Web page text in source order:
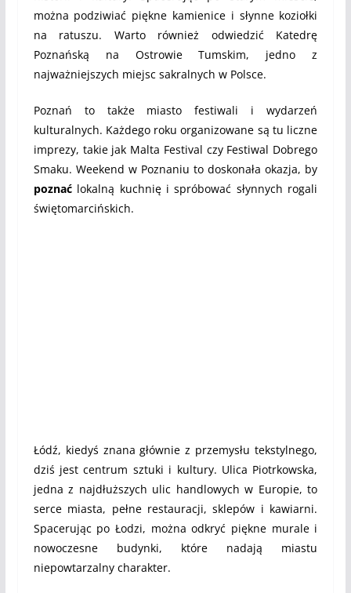
można podziwiać piękne kamienice i słynne koziołki
na ratuszu. Warto również odwiedzić Katedrę
Poznańską na Ostrowie Tumskim, jedno z
najważniejszych miejsc sakralnych w Polsce.
Poznań to także miasto festiwali i wydarzeń
kulturalnych. Każdego roku organizowane są tu liczne
imprezy, takie jak Malta Festival czy Festiwal Dobrego
Smaku. Weekend w Poznaniu to doskonała okazja, by
poznaćlokalną kuchnię i spróbować słynnych rogali
świętomarcińskich.
Łódź, kiedyś znana głównie z przemysłu tekstylnego,
dziś jest centrum sztuki i kultury. Ulica Piotrkowska,
jedna z najdłuższych ulic handlowych w Europie, to
serce miasta, pełne restauracji, sklepów i kawiarni.
Spacerując po Łodzi, można odkryć piękne murale i
nowoczesne budynki, które nadają miastu
niepowtarzalny charakter.